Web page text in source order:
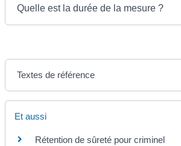
Quelle est la durée de la mesure ?
Textes de référence
Et aussi
Rétention de sûreté pour criminel